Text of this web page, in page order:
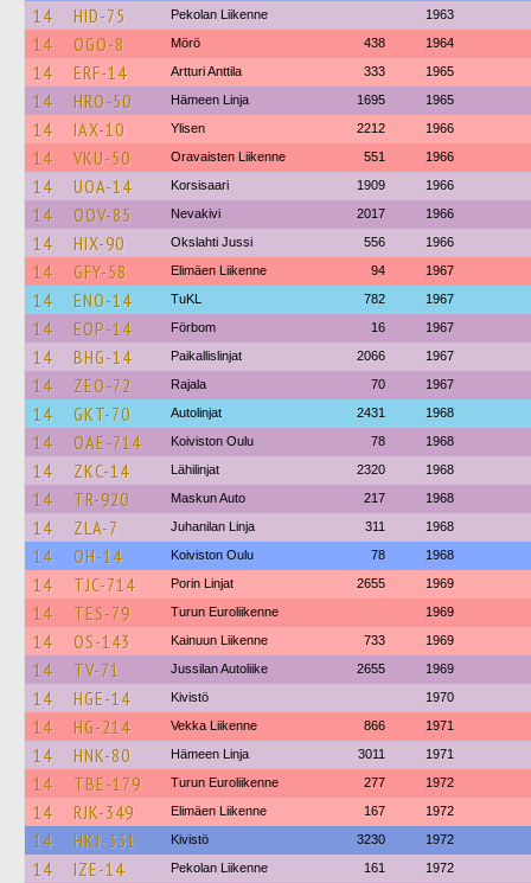
14 HID-75 Pekolan Liikenne 1963
14 OGO-8 Mörö 438 1964
14 ERF-14 Artturi Anttila 333 1965
14 HRO-50 Hämeen Linja 1695 1965
14 IAX-10 Ylisen 2212 1966
14 VKU-50 Oravaisten Liikenne 551 1966
14 UOA-14 Korsisaari 1909 1966
14 OOV-85 Nevakivi 2017 1966
14 HIX-90 Okslahti Jussi 556 1966
14 GFY-58 Elimäen Liikenne 94 1967
14 ENO-14 TuKL 782 1967
14 EOP-14 Förbom 16 1967
14 BHG-14 Paikallislinjat 2066 1967
14 ZEO-72 Rajala 70 1967
14 GKT-70 Autolinjat 2431 1968
14 OAE-714 Koiviston Oulu 78 1968
14 ZKC-14 Lähilinjat 2320 1968
14 TR-920 Maskun Auto 217 1968
14 ZLA-7 Juhanilan Linja 311 1968
14 OH-14 Koiviston Oulu 78 1968
14 TJC-714 Porin Linjat 2655 1969
14 TES-79 Turun Euroliikenne 1969
14 OS-143 Kainuun Liikenne 733 1969
14 TV-71 Jussilan Autoliike 2655 1969
14 HGE-14 Kivistö 1970
14 HG-214 Vekka Liikenne 866 1971
14 HNK-80 Hämeen Linja 3011 1971
14 TBE-179 Turun Euroliikenne 277 1972
14 RJK-349 Elimäen Liikenne 167 1972
14 HKJ-331 Kivistö 3230 1972
14 IZE-14 Pekolan Liikenne 161 1972